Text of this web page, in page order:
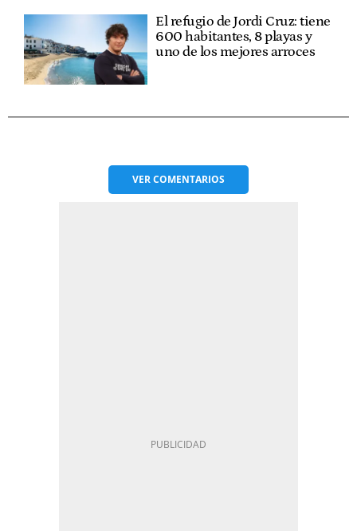
El refugio de Jordi Cruz: tiene
600 habitantes, 8 playas y
uno de los mejores arroces
VERCOMENTARIOS